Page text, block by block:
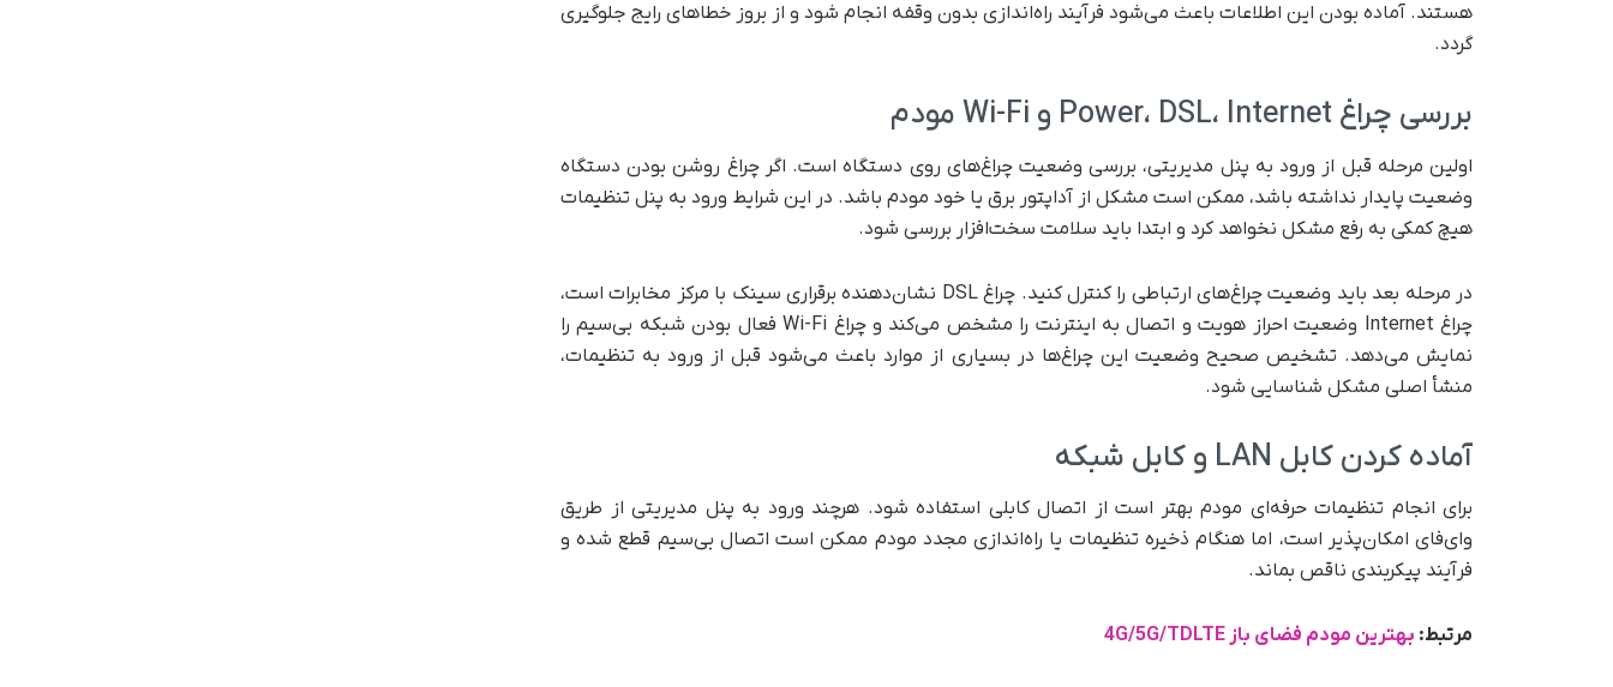
هستند. آماده بودن این اطلاعات باعث می‌شود فرآیند راه‌اندازی بدون وقفه انجام شود و از بروز خطاهای رایج جلوگیری
گردد.
بررسی چراغ Power، DSL، Internet و Wi-Fi مودم
اولین مرحله قبل از ورود به پنل مدیریتی، بررسی وضعیت چراغ‌های روی دستگاه است. اگر چراغ روشن بودن دستگاه
وضعیت پایدار نداشته باشد، ممکن است مشکل از آداپتور برق یا خود مودم باشد. در این شرایط ورود به پنل تنظیمات
هیچ کمکی به رفع مشکل نخواهد کرد و ابتدا باید سلامت سخت‌افزار بررسی شود.
در مرحله بعد باید وضعیت چراغ‌های ارتباطی را کنترل کنید. چراغ DSL نشان‌دهنده برقراری سینک با مرکز مخابرات است،
چراغ Internet وضعیت احراز هویت و اتصال به اینترنت را مشخص می‌کند و چراغ Wi-Fi فعال بودن شبکه بی‌سیم را
نمایش می‌دهد. تشخیص صحیح وضعیت این چراغ‌ها در بسیاری از موارد باعث می‌شود قبل از ورود به تنظیمات،
منشأ اصلی مشکل شناسایی شود.
آماده کردن کابل LAN و کابل شبکه
برای انجام تنظیمات حرفه‌ای مودم بهتر است از اتصال کابلی استفاده شود. هرچند ورود به پنل مدیریتی از طریق
وای‌فای امکان‌پذیر است، اما هنگام ذخیره تنظیمات یا راه‌اندازی مجدد مودم ممکن است اتصال بی‌سیم قطع شده و
فرآیند پیکربندی ناقص بماند.
مرتبط: بهترین مودم فضای باز 4G/5G/TDLTE